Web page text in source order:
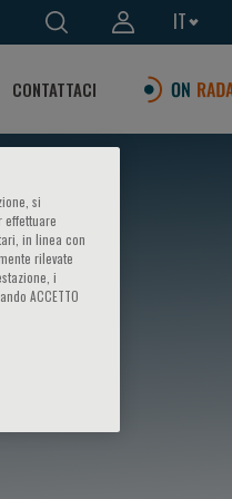
IT
CONTATTACI
si
effettuare
in linea con
rilevate
i
ACCETTO